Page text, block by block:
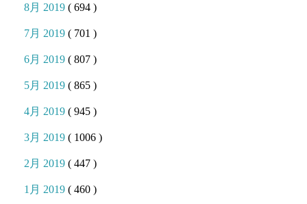
8月 2019( 694 )
7月 2019( 701 )
6月 2019( 807 )
5月 2019( 865 )
4月 2019( 945 )
3月 2019( 1006 )
2月 2019( 447 )
1月 2019( 460 )